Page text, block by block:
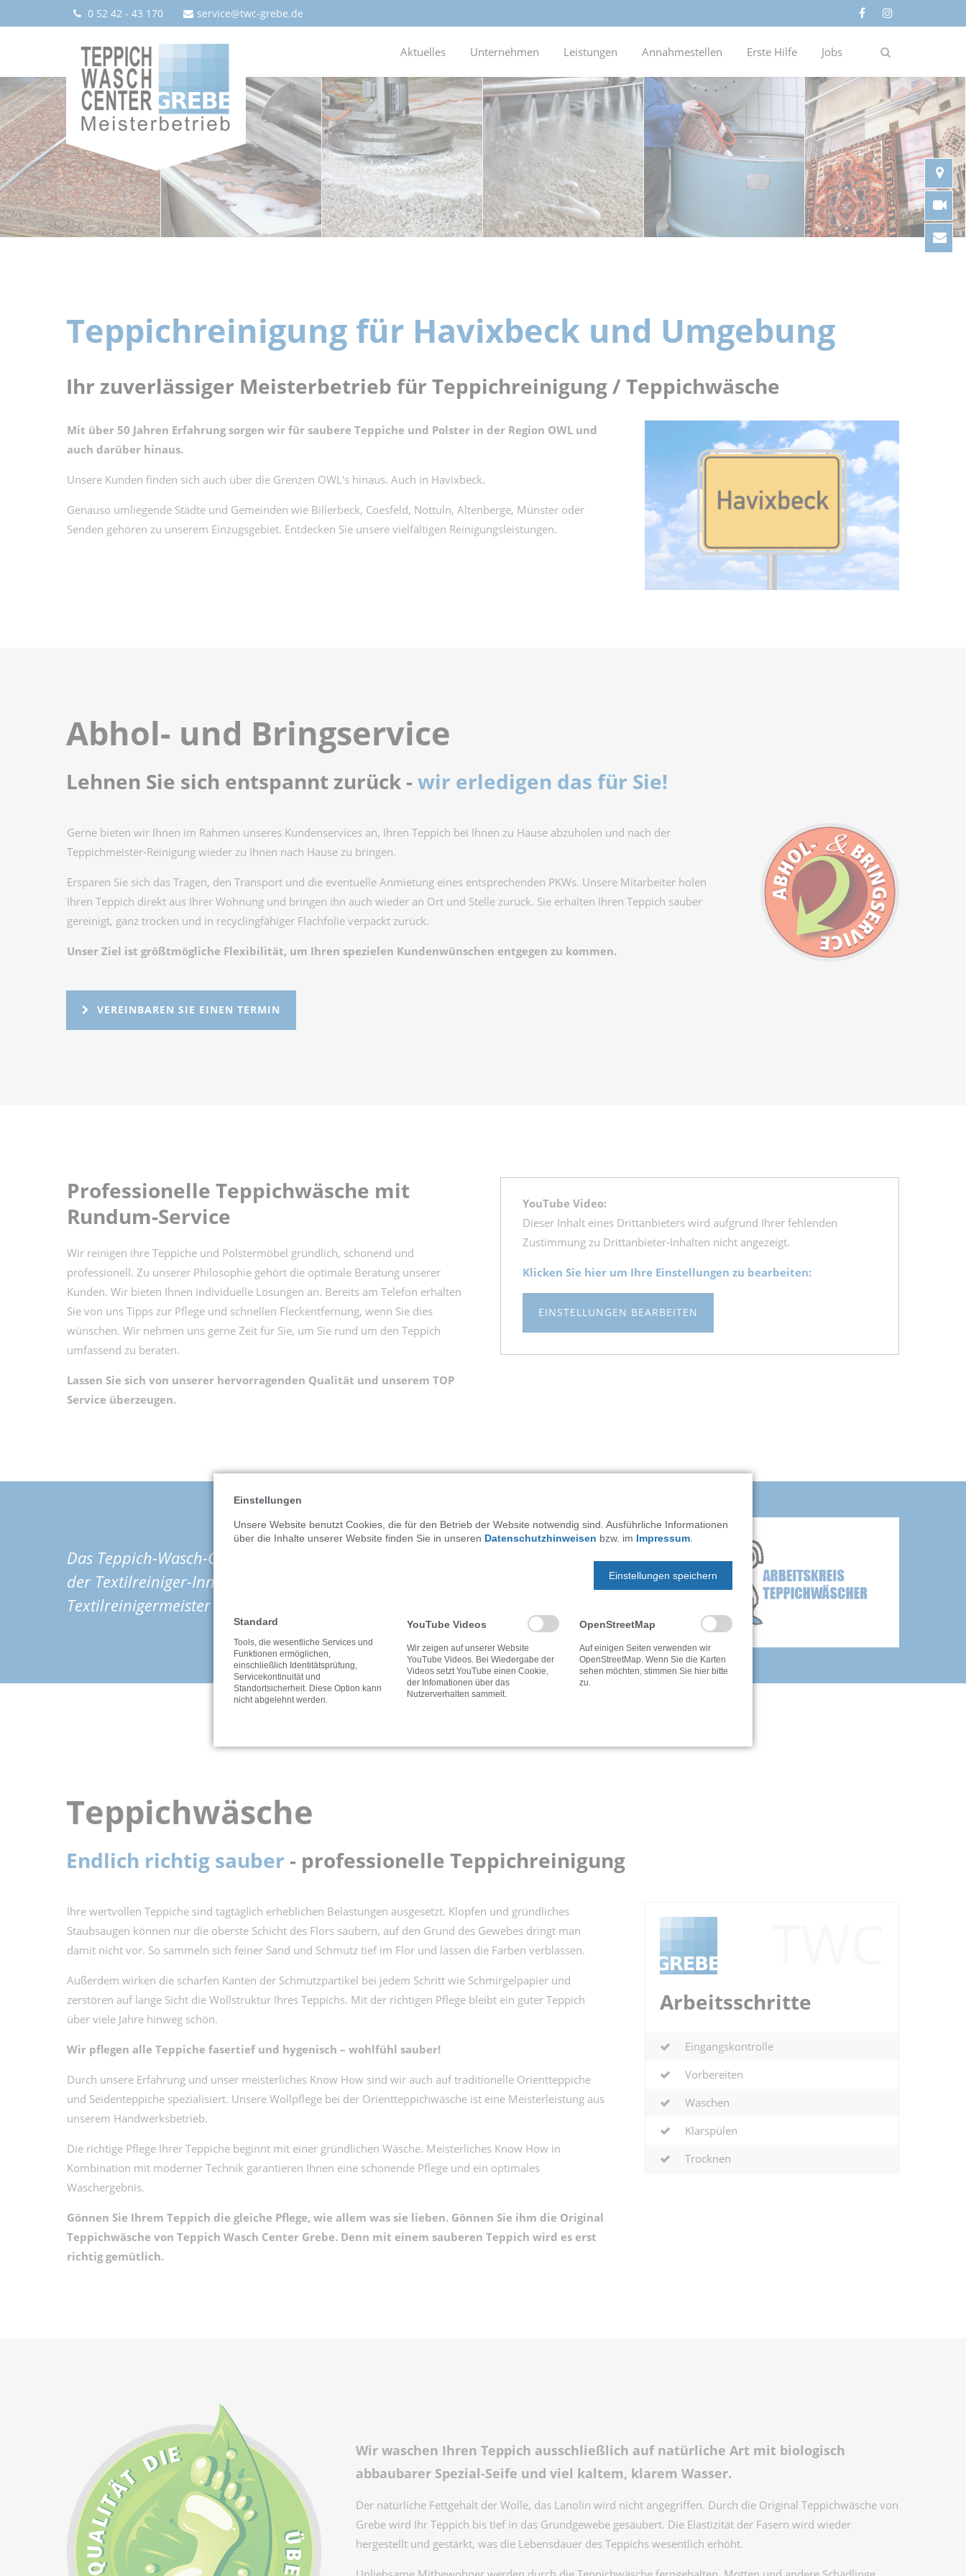
0 52 42 - 43 170 service@twc-grebe.de
Aktuelles Unternehmen Leistungen Annahmestellen Erste Hilfe Jobs
Teppichreinigung für Havixbeck und Umgebung
Ihr zuverlässiger Meisterbetrieb für Teppichreinigung / Teppichwäsche
Mit über 50 Jahren Erfahrung sorgen wir für saubere Teppiche und Polster in der Region OWL und
auch darüber hinaus.
Unsere Kunden finden sich auch über die Grenzen OWL's hinaus. Auch in Havixbeck.
Genauso umliegende Städte und Gemeinden wie Billerbeck, Coesfeld, Nottuln, Altenberge, Münster oder
Senden gehören zu unserem Einzugsgebiet. Entdecken Sie unsere vielfältigen Reinigungsleistungen.
Abhol- und Bringservice
Lehnen Sie sich entspannt zurück - wir erledigen das für Sie!
Gerne bieten wir Ihnen im Rahmen unseres Kundenservices an, Ihren Teppich bei Ihnen zu Hause abzuholen und nach der
Teppichmeister-Reinigung wieder zu Ihnen nach Hause zu bringen.
Ersparen Sie sich das Tragen, den Transport und die eventuelle Anmietung eines entsprechenden PKWs. Unsere Mitarbeiter holen
Ihren Teppich direkt aus Ihrer Wohnung und bringen ihn auch wieder an Ort und Stelle zurück. Sie erhalten Ihren Teppich sauber
gereinigt, ganz trocken und in recyclingfähiger Flachfolie verpackt zurück.
Unser Ziel ist größtmögliche Flexibilität, um Ihren spezielen Kundenwünschen entgegen zu kommen.
VEREINBAREN SIE EINEN TERMIN
Professionelle Teppichwäsche mit
Rundum-Service
Wir reinigen ihre Teppiche und Polstermöbel gründlich, schonend und
professionell. Zu unserer Philosophie gehört die optimale Beratung unserer
Kunden. Wir bieten Ihnen individuelle Lösungen an. Bereits am Telefon erhalten
Sie von uns Tipps zur Pflege und schnellen Fleckentfernung, wenn Sie dies
wünschen. Wir nehmen uns gerne Zeit für Sie, um Sie rund um den Teppich
umfassend zu beraten.
Lassen Sie sich von unserer hervorragenden Qualität und unserem TOP
Service überzeugen.
YouTube Video:
Dieser Inhalt eines Drittanbieters wird aufgrund Ihrer fehlenden
Zustimmung zu Drittanbieter-Inhalten nicht angezeigt.
Klicken Sie hier um Ihre Einstellungen zu bearbeiten:
EINSTELLUNGEN BEARBEITEN
Das Teppich-Wasch-Center Grebe ist ein Meisterbetrieb
der Textilreiniger-Innung, das in zweiter Generation von
Textilreinigermeister Martin Grebe geführt wird.
Teppichwäsche
Endlich richtig sauber - professionelle Teppichreinigung
Ihre wertvollen Teppiche sind tagtäglich erheblichen Belastungen ausgesetzt. Klopfen und gründliches
Staubsaugen können nur die oberste Schicht des Flors säubern, auf den Grund des Gewebes dringt man
damit nicht vor. So sammeln sich feiner Sand und Schmutz tief im Flor und lassen die Farben verblassen.
Außerdem wirken die scharfen Kanten der Schmutzpartikel bei jedem Schritt wie Schmirgelpapier und
zerstören auf lange Sicht die Wollstruktur Ihres Teppichs. Mit der richtigen Pflege bleibt ein guter Teppich
über viele Jahre hinweg schön.
Wir pflegen alle Teppiche fasertief und hygenisch – wohlfühl sauber!
Durch unsere Erfahrung und unser meisterliches Know How sind wir auch auf traditionelle Orientteppiche
und Seidenteppiche spezialisiert. Unsere Wollpflege bei der Orientteppichwäsche ist eine Meisterleistung aus
unserem Handwerksbetrieb.
Die richtige Pflege Ihrer Teppiche beginnt mit einer gründlichen Wäsche. Meisterliches Know How in
Kombination mit moderner Technik garantieren Ihnen eine schonende Pflege und ein optimales
Waschergebnis.
Gönnen Sie Ihrem Teppich die gleiche Pflege, wie allem was sie lieben. Gönnen Sie ihm die Original
Teppichwäsche von Teppich Wasch Center Grebe. Denn mit einem sauberen Teppich wird es erst
richtig gemütlich.
Arbeitsschritte
Eingangskontrolle
Vorbereiten
Waschen
Klarspülen
Trocknen
Wir waschen Ihren Teppich ausschließlich auf natürliche Art mit biologisch
abbaubarer Spezial-Seife und viel kaltem, klarem Wasser.
Der natürliche Fettgehalt der Wolle, das Lanolin wird nicht angegriffen. Durch die Original Teppichwäsche von
Grebe wird Ihr Teppich bis tief in das Grundgewebe gesäubert. Die Elastizität der Fasern wird wieder
hergestellt und gestärkt, was die Lebensdauer des Teppichs wesentlich erhöht.
Einstellungen
Unsere Website benutzt Cookies, die für den Betrieb der Website notwendig sind. Ausführliche Informationen
über die Inhalte unserer Website finden Sie in unseren Datenschutzhinweisen bzw. im Impressum.
Einstellungen speichern
Standard
Tools, die wesentliche Services und
Funktionen ermöglichen,
einschließlich Identitätsprüfung,
Servicekontinuität und
Standortsicherheit. Diese Option kann
nicht abgelehnt werden.
YouTube Videos
Wir zeigen auf unserer Website
YouTube Videos. Bei Wiedergabe der
Videos setzt YouTube einen Cookie,
der Infomationen über das
Nutzerverhalten sammelt.
OpenStreetMap
Auf einigen Seiten verwenden wir
OpenStreetMap. Wenn Sie die Karten
sehen möchten, stimmen Sie hier bitte
zu.